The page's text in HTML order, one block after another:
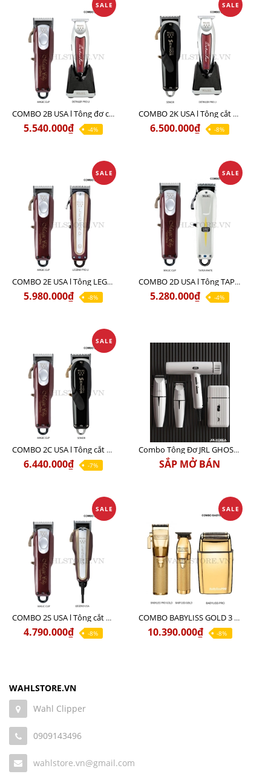
SALE
COMBO 2B USA l Tông đơ cắt Magic clip Red + Tông đơ viền Detailer Pro Li
5.540.000₫ -4%
SALE
COMBO 2K USA l Tông cắt SENIOR +Tông viền DETAILER PRO LI
6.500.000₫ -8%
SALE
COMBO 2E USA l Tông LEGEND PRO LI + Tông MAGIC CLIP
5.980.000₫ -8%
SALE
COMBO 2D USA l Tông TAPER WHITE + Tông MAGIC CLIP
5.280.000₫ -4%
SALE
COMBO 2C USA l Tông cắt Senior + Tông cắt Magic clip
6.440.000₫ -7%
Combo Tông Đơ JRL GHOST 3 Limited Edition Chính Hãng USA
SẮP MỞ BÁN
SALE
COMBO 2S USA l Tông cắt LEGEND USA CÓ DÂY 220V + Tông pin MAGIC CLIP
4.790.000₫ -8%
SALE
COMBO BABYLISS GOLD 3 cao cấp chính hãng
10.390.000₫ -8%
WAHLSTORE.VN
Wahl Clipper
0909143496
wahlstore.vn@gmail.com